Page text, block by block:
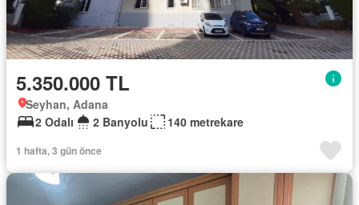
5.350.000 TL
Seyhan, Adana
2 Odalı
2 Banyolu 140 metrekare
1 hafta, 3 gün önce